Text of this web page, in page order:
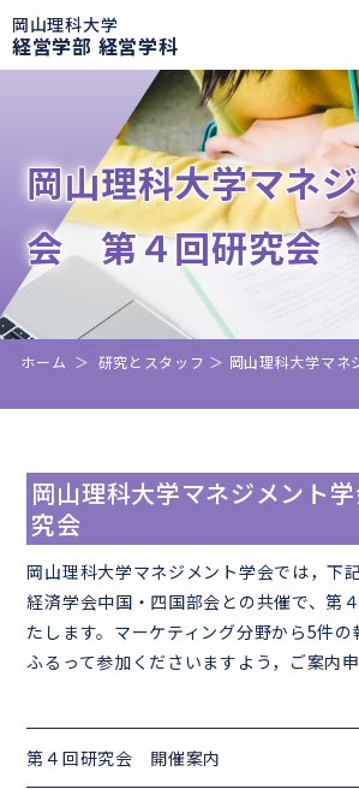
岡山理科大学
経営学部 経営学科
岡山理科大学マネ
会 第４回研究会
ホーム ＞ 研究とスタッフ ＞ 岡山理科大学マ
岡山理科大学マネジメント
究会
岡山理科大学マネジメント学会では，下
経済学会中国・四国部会との共催で、第
たします。マーケティング分野から5件の
ふるって参加くださいますよう，ご案内申
第４回研究会 開催案内